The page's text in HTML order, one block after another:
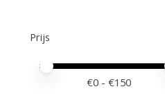
Prijs
Minimale prijswaarde
Price maximum value
€0 - €150